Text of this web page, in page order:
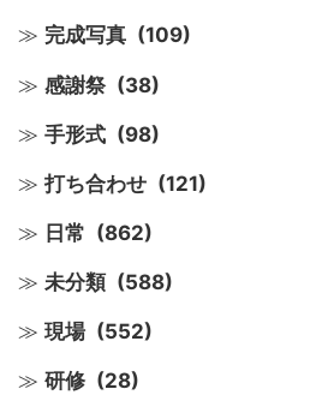
完成写真 (109)
感謝祭 (38)
手形式 (98)
打ち合わせ (121)
日常 (862)
未分類 (588)
現場 (552)
研修 (28)